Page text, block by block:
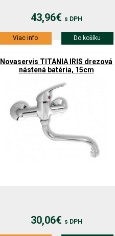
43,96€ s DPH
Viac info Do košíku
Novaservis TITANIA IRIS drezová
nástená batéria, 15cm
30,06€ s DPH